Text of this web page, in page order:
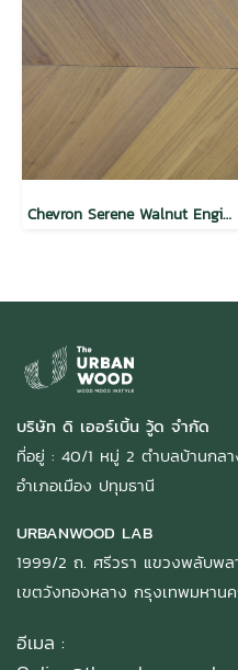
Chevron Serene Walnut Engineered Floor
บริษัท ดิ เออร์เบิ้น วู้ด จำกัด
ที่อยู่ : 40/1 หมู่ 2 ตำบลบ้านกล
อำเภอเมือง ปทุมธานี
URBANWOOD LAB
1999/2 ถ. ศรีวรา แขวงพลับพล
เขตวังทองหลาง กรุงเทพมหาน
อีเมล :